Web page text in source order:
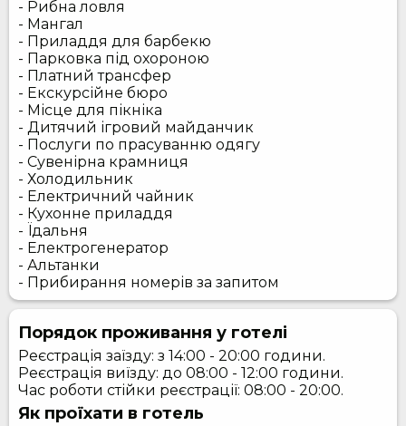
- Рибна ловля
- Мангал
- Приладдя для барбекю
- Парковка під охороною
- Платний трансфер
- Екскурсійне бюро
- Місце для пікніка
- Дитячий ігровий майданчик
- Послуги по прасуванню одягу
- Сувенірна крамниця
- Холодильник
- Електричний чайник
- Кухонне приладдя
- Їдальня
- Електрогенератор
- Альтанки
- Прибирання номерів за запитом
Порядок проживання у готелі
Реєстрація заїзду: з 14:00 - 20:00 години.
Реєстрація виїзду: до 08:00 - 12:00 години.
Час роботи стійки реєстрації: 08:00 - 20:00.
Як проїхати в готель